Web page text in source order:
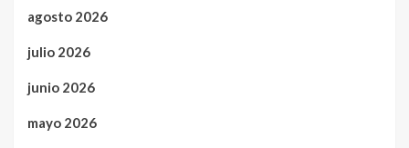
agosto 2026
julio 2026
junio 2026
mayo 2026